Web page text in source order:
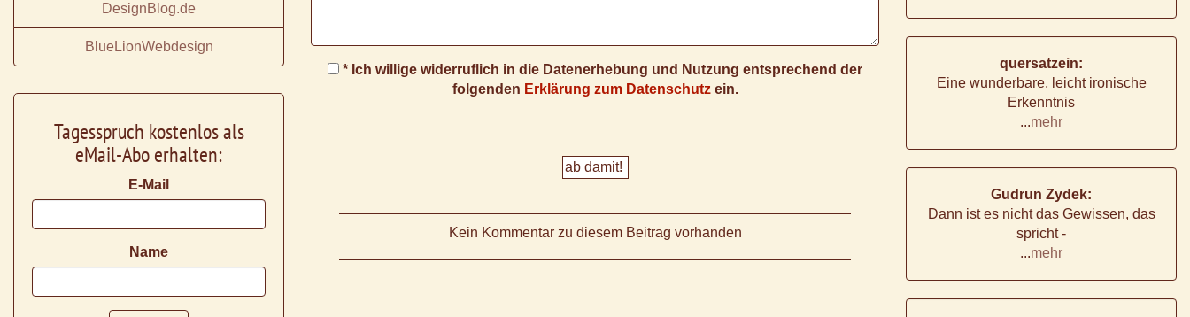
* Ich willige widerruflich in die Datenerhebung und Nutzung entsprechend der
folgenden Erklärung zum Datenschutzein.
Kein Kommentar zu diesem Beitrag vorhanden
DesignBlog.de
BlueLionWebdesign
Tagesspruch kostenlos als
eMail-Abo erhalten:
E-Mail
Name
quersatzein:
Eine wunderbare, leicht ironische
Erkenntnis
...mehr
Gudrun Zydek:
Dann ist es nicht das Gewissen, das
spricht -
...mehr